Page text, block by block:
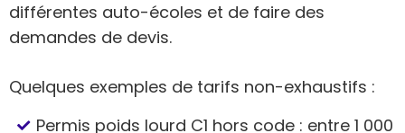
différentes auto-écoles et de faire des
demandes de devis.
Quelques exemples de tarifs non-exhaustifs :
Permis poids lourd C1 hors code : entre 1 000